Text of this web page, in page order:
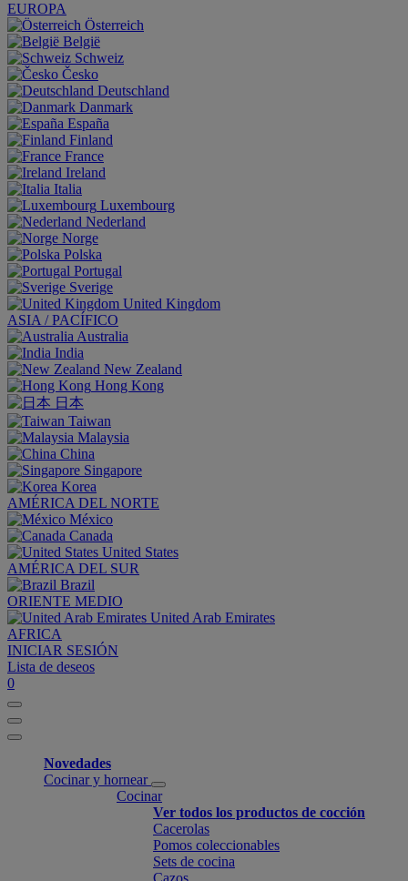
EUROPA
Österreich
België
Schweiz
Česko
Deutschland
Danmark
España
Finland
France
Ireland
Italia
Luxembourg
Nederland
Norge
Polska
Portugal
Sverige
United Kingdom
ASIA / PACÍFICO
Australia
India
New Zealand
Hong Kong
日本
Taiwan
Malaysia
China
Singapore
Korea
AMÉRICA DEL NORTE
México
Canada
United States
AMÉRICA DEL SUR
Brazil
ORIENTE MEDIO
United Arab Emirates
AFRICA
INICIAR SESIÓN
Lista de deseos
0
Novedades
Cocinar y hornear
Cocinar
Ver todos los productos de cocción
Cacerolas
Pomos coleccionables
Sets de cocina
Cazos